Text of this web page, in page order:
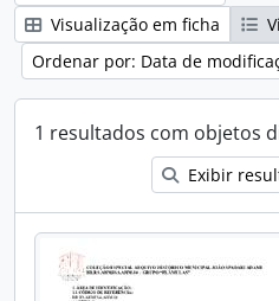
Visualização em ficha
Ordenar por: Data de
1 resultados com objetos
Exibir